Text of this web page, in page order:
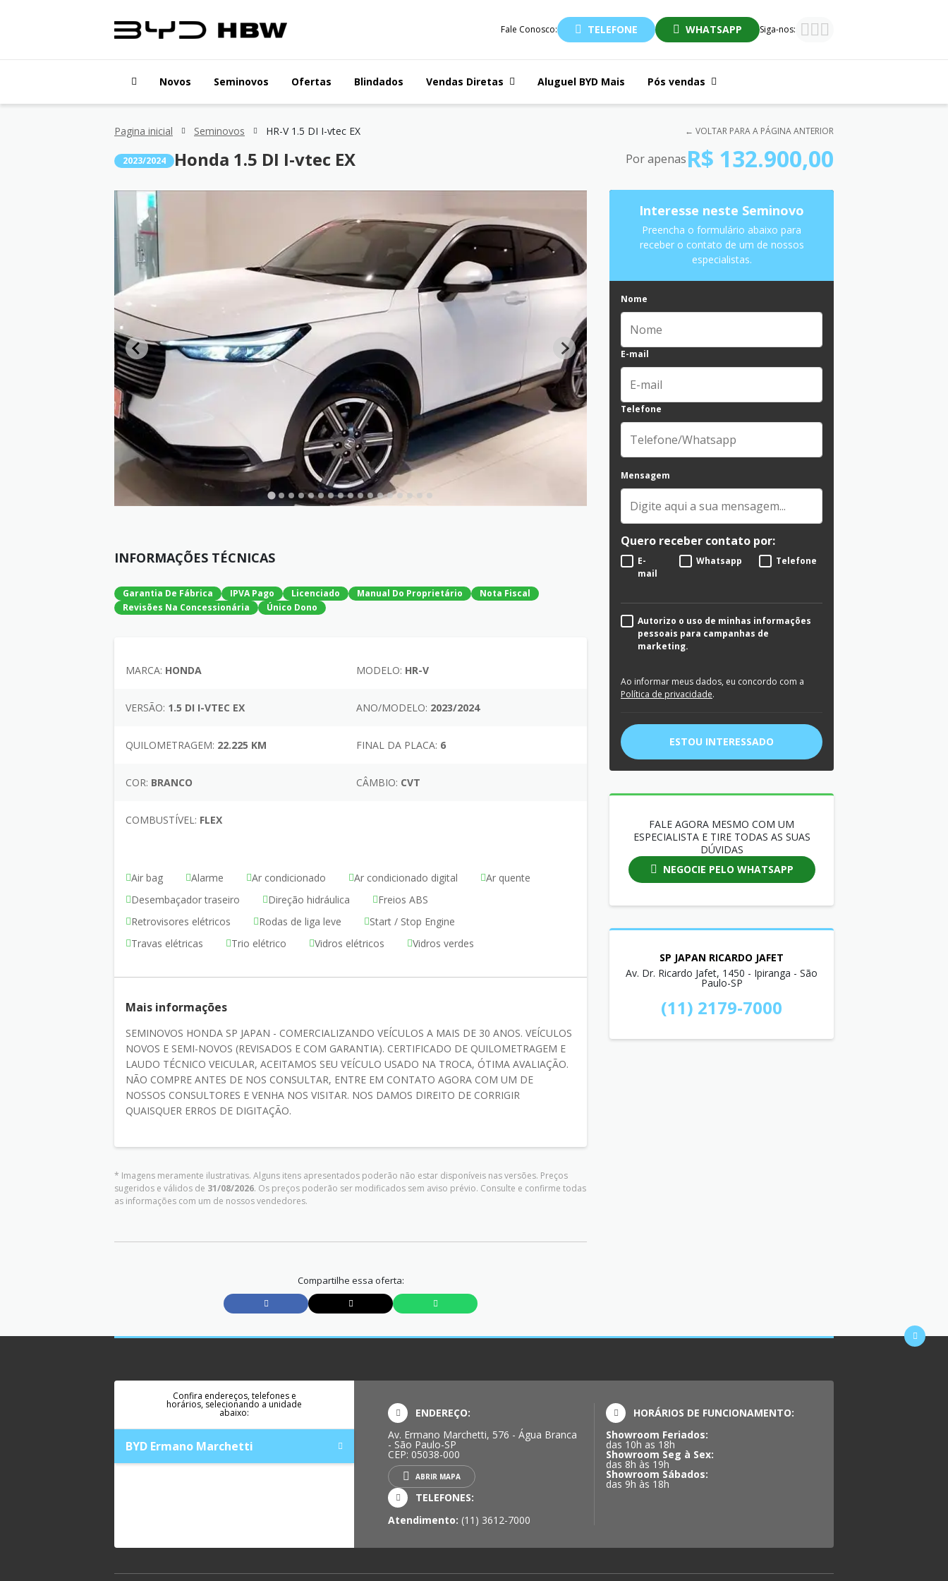
Fale Conosco: TELEFONE WHATSAPP Siga-nos:
Novos Seminovos Ofertas Blindados Vendas Diretas Aluguel BYD Mais Pós vendas
Pagina inicial Seminovos HR-V 1.5 DI I-vtec EX ← VOLTAR PARA A PÁGINA ANTERIOR
2023/2024 Honda 1.5 DI I-vtec EX
INFORMAÇÕES TÉCNICAS
Garantia De Fábrica IPVA Pago Licenciado Manual Do Proprietário
Nota Fiscal
Revisões Na Concessionária
Único Dono
MARCA: HONDA MODELO: HR-V
VERSÃO: 1.5 DI I-VTEC EX ANO/MODELO: 2023/2024
QUILOMETRAGEM: 22.225 KM FINAL DA PLACA: 6
COR: BRANCO CÂMBIO: CVT
COMBUSTÍVEL: FLEX
Air bag Alarme Ar condicionado Ar condicionado digital
Ar quente
Desembaçador traseiro
Direção hidráulica
Freios ABS
Retrovisores elétricos
Rodas de liga leve
Start / Stop Engine
Travas elétricas
Trio elétrico Vidros elétricos Vidros verdes
Mais informações
SEMINOVOS HONDA SP JAPAN - COMERCIALIZANDO VEÍCULOS A MAIS DE 30 ANOS. VEÍCULOS
NOVOS E SEMI-NOVOS (REVISADOS E COM GARANTIA). CERTIFICADO DE QUILOMETRAGEM E
LAUDO TÉCNICO VEICULAR, ACEITAMOS SEU VEÍCULO USADO NA TROCA, ÓTIMA AVALIAÇÃO.
NÃO COMPRE ANTES DE NOS CONSULTAR, ENTRE EM CONTATO AGORA COM UM DE
NOSSOS CONSULTORES E VENHA NOS VISITAR. NOS DAMOS DIREITO DE CORRIGIR
QUAISQUER ERROS DE DIGITAÇÃO.
* Imagens meramente ilustrativas. Alguns itens apresentados poderão não estar disponíveis nas versões. Preços
sugeridos e válidos de 31/08/2026. Os preços poderão ser modificados sem aviso prévio. Consulte e confirme todas
as informações com um de nossos vendedores.
Compartilhe essa oferta:
Por apenasR$ 132.900,00
Interesse neste Seminovo
Preencha o formulário abaixo para
receber o contato de um de nossos
especialistas.
Nome
E-mail
Telefone
Mensagem
Quero receber contato por:
E-
mail
Whatsapp Telefone
Autorizo o uso de minhas informações
pessoais para campanhas de
marketing.
Ao informar meus dados, eu concordo com a
Política de privacidade.
ESTOU INTERESSADO
FALE AGORA MESMO COM UM
ESPECIALISTA E TIRE TODAS AS SUAS
DÚVIDAS
NEGOCIE PELO WHATSAPP
SP JAPAN RICARDO JAFET
Av. Dr. Ricardo Jafet, 1450 - Ipiranga - São
Paulo-SP
(11) 2179-7000
Confira endereços, telefones e
horários, selecionando a unidade
abaixo:
BYD Ermano Marchetti
ENDEREÇO:
Av. Ermano Marchetti, 576 - Água Branca
- São Paulo-SP
CEP: 05038-000
ABRIR MAPA
TELEFONES:
Atendimento: (11) 3612-7000
HORÁRIOS DE FUNCIONAMENTO:
Showroom Feriados:
das 10h as 18h
Showroom Seg à Sex:
das 8h às 19h
Showroom Sábados:
das 9h às 18h